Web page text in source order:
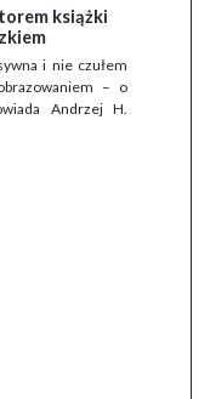
książki
i nie czułem
– o
Andrzej H.